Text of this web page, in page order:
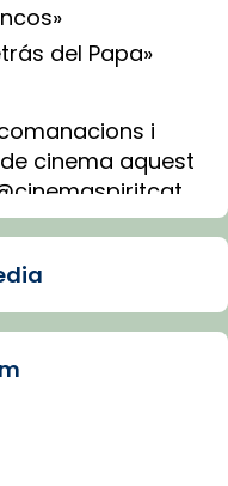
del Papa»
i
cinema aquest